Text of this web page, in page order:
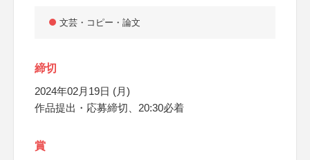
文芸・コピー・論文
締切
2024年02月19日 (月)
作品提出・応募締切、20:30必着
賞